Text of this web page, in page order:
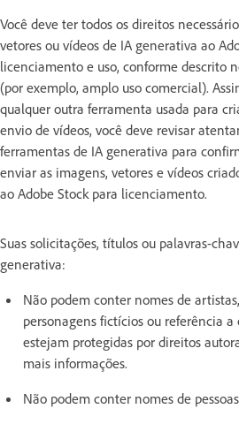
Você deve ter todos os direitos
vetores ou vídeos de IA generativa ao
licenciamento e uso, conforme descrito
(por exemplo, amplo uso comercial).
qualquer outra ferramenta usada para
envio de vídeos, você deve revisar
ferramentas de IA generativa para
enviar as imagens, vetores e vídeos
ao Adobe Stock para licenciamento.
Suas solicitações, títulos ou palavras-
generativa:
Não podem conter nomes de
personagens fictícios ou referência
estejam protegidas por direitos
mais informações.
Não podem conter nomes de